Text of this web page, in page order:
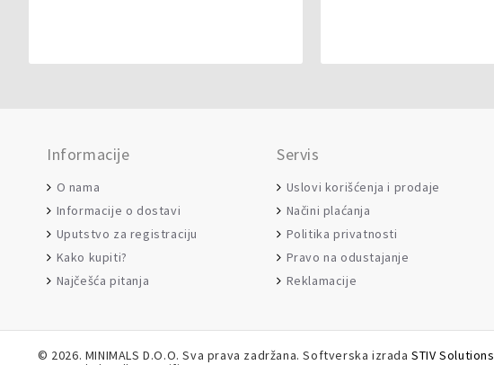
Informacije
O nama
Informacije o dostavi
Uputstvo za registraciju
Kako kupiti?
Najčešća pitanja
Servis
Uslovi korišćenja i prodaje
Načini plaćanja
Politika privatnosti
Pravo na odustajanje
Reklamacije
© 2026. MINIMALS D.O.O. Sva prava zadržana. Softverska izradaSTIV Solutions